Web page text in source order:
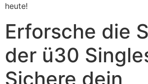
heute!
Erforsche die
der ü30
Sichere dein